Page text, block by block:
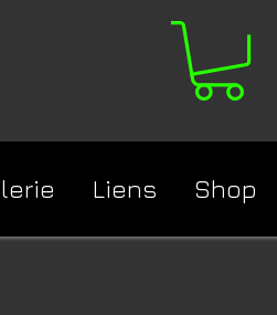
Liens Shop